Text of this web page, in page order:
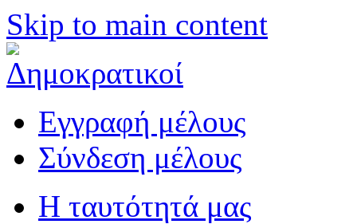
Skip to main content
Εγγραφή μέλους
Σύνδεση μέλους
Η ταυτότητά μας